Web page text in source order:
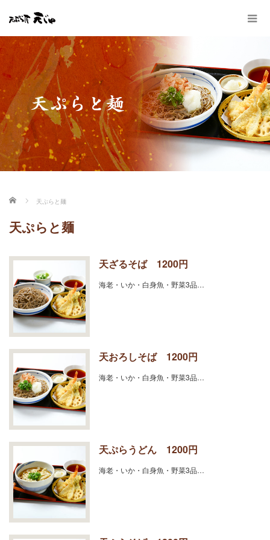
ホーム 天ぷらと麺
天ぷらと麺
天ざるそば 1200円
海老・いか・白身魚・野菜3品…
天おろしそば 1200円
海老・いか・白身魚・野菜3品…
天ぷらうどん 1200円
海老・いか・白身魚・野菜3品…